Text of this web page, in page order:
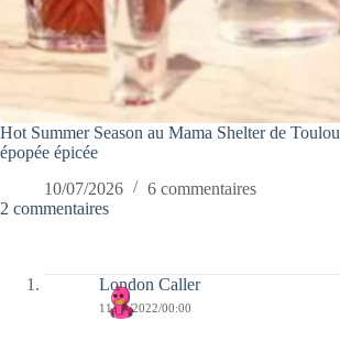
Hot Summer Season au Mama Shelter de
épopée épicée
10/07/2026
6 commentaires
2 commentaires
London Caller
11/09/2022/00:00